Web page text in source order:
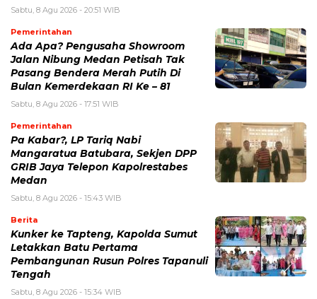
Sabtu, 8 Agu 2026 - 20:51 WIB
Pemerintahan
Ada Apa? Pengusaha Showroom
Jalan Nibung Medan Petisah Tak
Pasang Bendera Merah Putih Di
Bulan Kemerdekaan RI Ke – 81
Sabtu, 8 Agu 2026 - 17:51 WIB
Pemerintahan
Pa Kabar?, LP Tariq Nabi
Mangaratua Batubara, Sekjen DPP
GRIB Jaya Telepon Kapolrestabes
Medan
Sabtu, 8 Agu 2026 - 15:43 WIB
Berita
Kunker ke Tapteng, Kapolda Sumut
Letakkan Batu Pertama
Pembangunan Rusun Polres Tapanuli
Tengah
Sabtu, 8 Agu 2026 - 15:34 WIB